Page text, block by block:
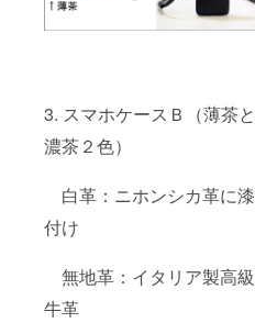
3. スマホケースＢ（薄茶と
濃茶２色）
白革：ニホンシカ革に漆
付け
無地革：イタリア製高級
牛革